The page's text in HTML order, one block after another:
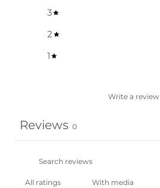
3
2
1
Write a review
Reviews 0
With media